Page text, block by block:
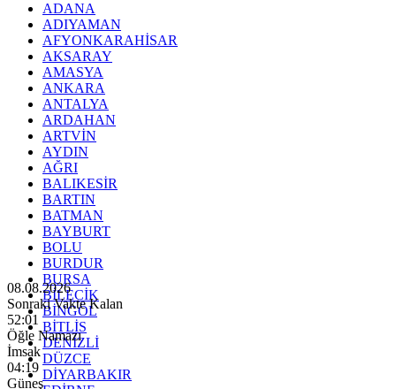
ADANA
ADIYAMAN
AFYONKARAHİSAR
AKSARAY
AMASYA
ANKARA
ANTALYA
ARDAHAN
ARTVİN
AYDIN
AĞRI
BALIKESİR
BARTIN
BATMAN
BAYBURT
BOLU
BURDUR
BURSA
BİLECİK
BİNGÖL
BİTLİS
DENİZLİ
DÜZCE
DİYARBAKIR
08.08.2026
Sonraki Vakte Kalan
51:59
Öğle Namazı
İmsak
04:19
Güneş